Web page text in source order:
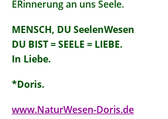
ERinnerung an uns Seele.
MENSCH, DU SeelenWesen
DU BIST = SEELE = LIEBE.
In Liebe.
*Doris.
www.NaturWesen-Doris.de